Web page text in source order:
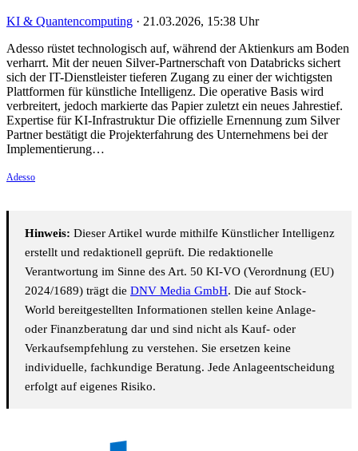
KI & Quantencomputing · 21.03.2026, 15:38 Uhr
Adesso rüstet technologisch auf, während der Aktienkurs am Boden
verharrt. Mit der neuen Silver-Partnerschaft von Databricks sichert
sich der IT-Dienstleister tieferen Zugang zu einer der wichtigsten
Plattformen für künstliche Intelligenz. Die operative Basis wird
verbreitert, jedoch markierte das Papier zuletzt ein neues Jahrestief.
Expertise für KI-Infrastruktur Die offizielle Ernennung zum Silver
Partner bestätigt die Projekterfahrung des Unternehmens bei der
Implementierung…
Adesso
Hinweis: Dieser Artikel wurde mithilfe Künstlicher Intelligenz
erstellt und redaktionell geprüft. Die redaktionelle
Verantwortung im Sinne des Art. 50 KI-VO (Verordnung (EU)
2024/1689) trägt die DNV Media GmbH. Die auf Stock-
World bereitgestellten Informationen stellen keine Anlage-
oder Finanzberatung dar und sind nicht als Kauf- oder
Verkaufsempfehlung zu verstehen. Sie ersetzen keine
individuelle, fachkundige Beratung. Jede Anlageentscheidung
erfolgt auf eigenes Risiko.